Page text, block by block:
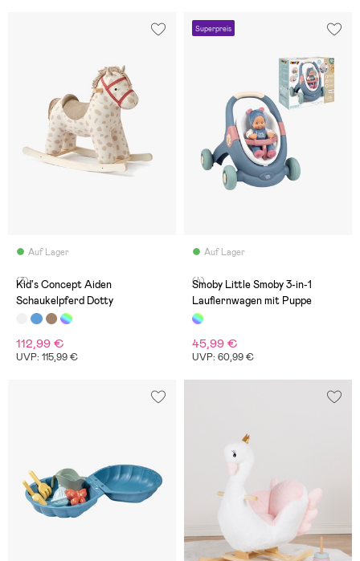
Auf Lager
(3)
Kid's Concept Aiden
Schaukelpferd Dotty
112,99 €
UVP: 115,99 €
Superpreis
Auf Lager
(4)
Smoby Little Smoby 3-in-1
Lauflernwagen mit Puppe
45,99 €
UVP: 60,99 €